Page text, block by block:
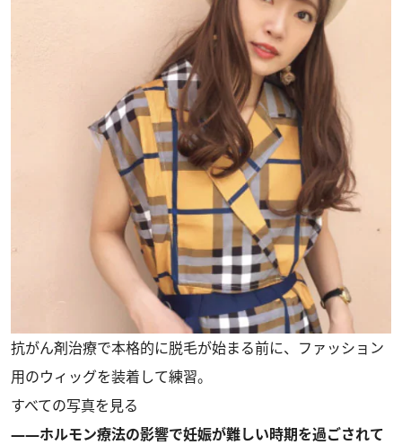
抗がん剤治療で本格的に脱毛が始まる前に、ファッション
用のウィッグを装着して練習。
すべての写真を見る
――ホルモン療法の影響で妊娠が難しい時期を過ごされて